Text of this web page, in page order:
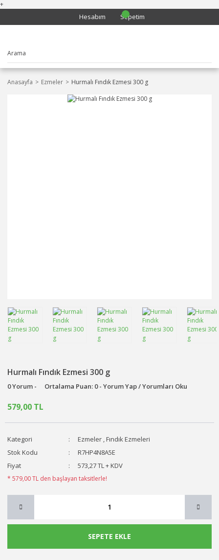
+
Hesabım Sepetim
Anasayfa Ezmeler Hurmalı Fındık Ezmesi 300 g
Hurmalı Fındık Ezmesi 300 g
0 Yorum - Ortalama Puan: 0 - Yorum Yap / Yorumları Oku
579,00 TL
Kategori Ezmeler ,Fındık Ezmeleri
Stok Kodu
R7HP4N8A5E
Fiyat
573,27 TL + KDV
* 579,00 TL den başlayan taksitlerle!
SEPETE EKLE